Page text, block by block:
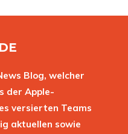
Blog, welcher
der Apple-
versierten Teams
aktuellen sowie